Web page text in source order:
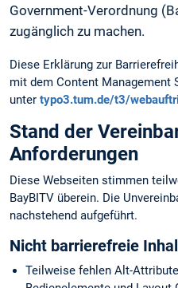
Government-Verordnung
zugänglich zu machen.
Diese Erklärung zur
mit dem Content Management
unter typo3.tum.de/t3/
Stand der
Anforderungen
Diese Webseiten stimmen
BayBITV überein. Die
nachstehend aufgeführt.
Nicht barrierefreie
Teilweise fehlen Alt-